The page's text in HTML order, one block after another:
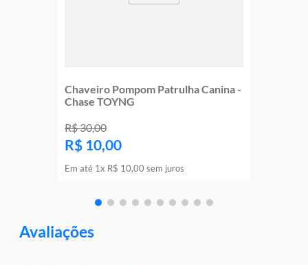
Chaveiro Pompom Patrulha Canina -
Chase TOYNG
R$30,00
R$ 10,00
Em até 1x R$ 10,00 sem juros
Avaliações